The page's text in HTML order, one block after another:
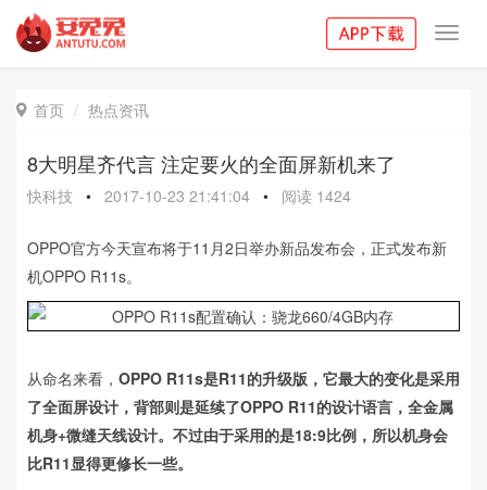
 首页 热点资讯
8大明星齐代言 注定要火的全面屏新机来了
快科技 • 2017-10-23 21:41:04 • 阅读 1424
OPPO官方今天宣布将于11月2日举办新品发布会，正式发布新
机OPPO R11s。
从命名来看， OPPO R11s是R11的升级版，它最大的变化是采用
了全面屏设计，背部则是延续了OPPO R11的设计语言，全金属
机身+微缝天线设计。不过由于采用的是18:9比例，所以机身会
比R11显得更修长一些。